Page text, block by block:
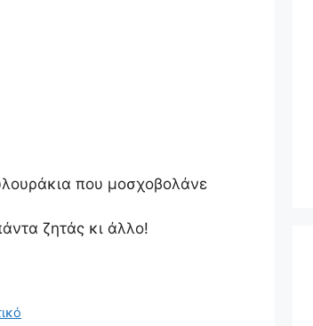
που μοσχοβολάνε
ζητάς κι άλλο!